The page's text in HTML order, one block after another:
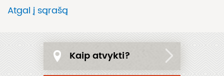
Atgal į sąrašą
Kaip atvykti?